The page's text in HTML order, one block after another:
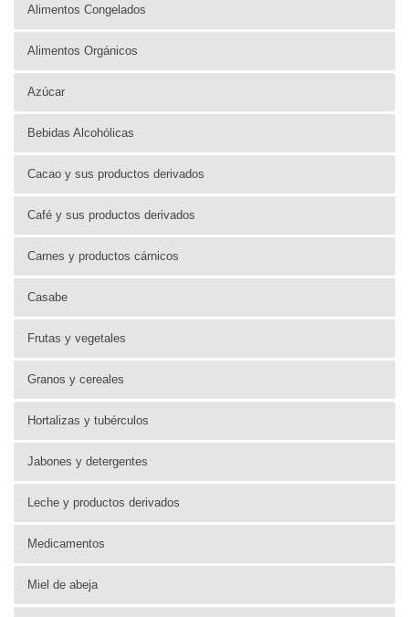
Alimentos Congelados
Alimentos Orgánicos
Azúcar
Bebidas Alcohólicas
Cacao y sus productos derivados
Café y sus productos derivados
Carnes y productos cárnicos
Casabe
Frutas y vegetales
Granos y cereales
Hortalizas y tubérculos
Jabones y detergentes
Leche y productos derivados
Medicamentos
Miel de abeja